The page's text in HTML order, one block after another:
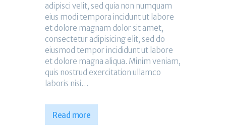
adipisci velit, sed quia non numquam
eius modi tempora incidunt ut labore
et dolore magnam dolor sit amet,
consectetur adipisicing elit, sed do
eiusmod tempor incididunt ut labore
et dolore magna aliqua. Minim veniam,
quis nostrud exercitation ullamco
laboris nisi…
Read more